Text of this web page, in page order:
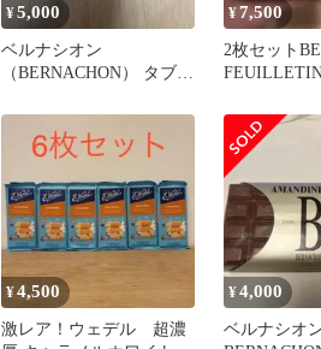
¥5,000
ベルナシオン
（BERNACHON） タブレ
ュ 150g
¥7,500
2枚セット
¥4,500
激レア！ウェデル 超濃
¥4,000
ベルナシオ